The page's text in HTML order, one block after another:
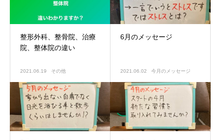
整形外科、整骨院、治療
院、整体院の違い
2021.06.19 その他
6月のメッセージ
2021.06.02 今月のメッセージ